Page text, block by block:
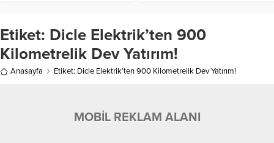
Etiket: Dicle Elektrik’ten 900
Kilometrelik Dev Yatırım!
Anasayfa Etiket: Dicle Elektrik’ten 900 Kilometrelik Dev Yatırım!
MOBİL REKLAM ALANI